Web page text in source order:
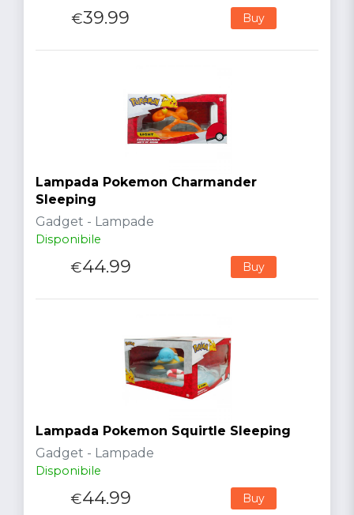
€39.99 Buy
Lampada Pokemon Charmander
Sleeping
Gadget - Lampade
Disponibile
€44.99 Buy
Lampada Pokemon Squirtle Sleeping
Gadget - Lampade
Disponibile
€44.99 Buy